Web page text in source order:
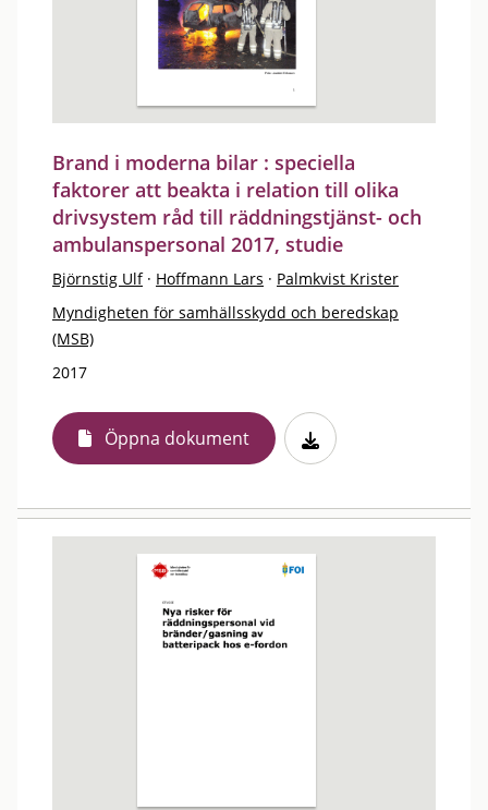
Brand i moderna bilar : speciella
faktorer att beakta i relation till olika
drivsystem råd till räddningstjänst- och
ambulanspersonal 2017, studie
Björnstig Ulf · Hoffmann Lars · Palmkvist Krister
Myndigheten för samhällsskydd och beredskap
(MSB)
2017
Öppna dokument